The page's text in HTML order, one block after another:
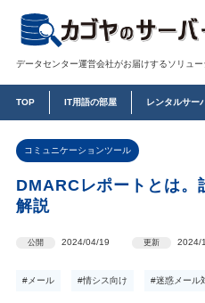
データセンター運営会社がお届けするソリュ
TOP IT用語の部屋 レンタルサー
コミュニケーションツール
DMARCレポートとは。
解説
公開 2024/04/19 更新 2024/
#メール #情シス向け #迷惑メール